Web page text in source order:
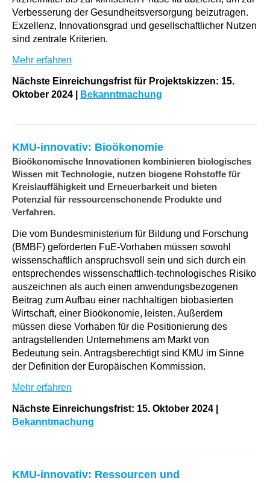
Verbesserung der Gesundheitsversorgung beizutragen.
Exzellenz, Innovationsgrad und gesellschaftlicher Nutzen
sind zentrale Kriterien.
Mehr erfahren
Nächste Einreichungsfrist für Projektskizzen: 15.
Oktober 2024 |
Bekanntmachung
KMU-innovativ: Bioökonomie
Bioökonomische Innovationen kombinieren biologisches
Wissen mit Technologie, nutzen biogene Rohstoffe für
Kreislauffähigkeit und Erneuerbarkeit und bieten
Potenzial für ressourcenschonende Produkte und
Verfahren.
Die vom Bundesministerium für Bildung und Forschung
(BMBF) geförderten FuE-Vorhaben müssen sowohl
wissenschaftlich anspruchsvoll sein und sich durch ein
entsprechendes wissenschaftlich-technologisches Risiko
auszeichnen als auch einen anwendungsbezogenen
Beitrag zum Aufbau einer nachhaltigen biobasierten
Wirtschaft, einer Bioökonomie, leisten. Außerdem
müssen diese Vorhaben für die Positionierung des
antragstellenden Unternehmens am Markt von
Bedeutung sein. Antragsberechtigt sind KMU im Sinne
der Definition der Europäischen Kommission.
Mehr erfahren
Nächste Einreichungsfrist: 15. Oktober 2024
Bekanntmachung
KMU-innovativ: Ressourcen und